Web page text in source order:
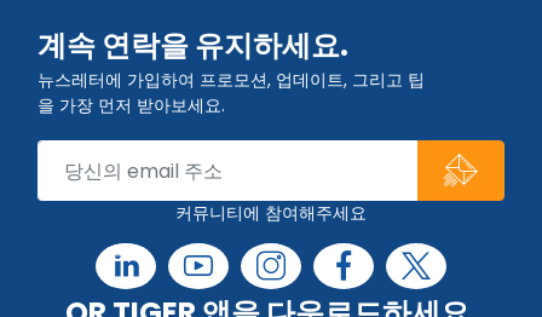
계속 연락을 유지하세요.
뉴스레터에 가입하여 프로모션, 업데이트, 그리고 팁
을 가장 먼저 받아보세요.
커뮤니티에 참여해주세요